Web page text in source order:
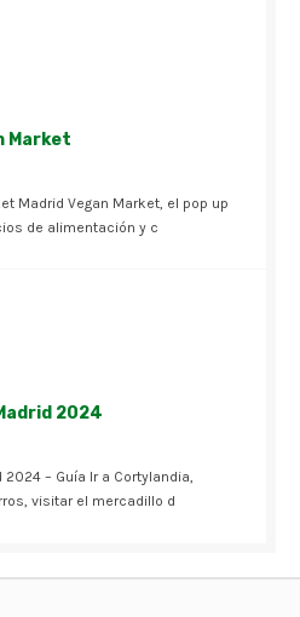
Market
Madrid Vegan Market, el pop up
de alimentación y c
2024
– Guía Ir a Cortylandia,
visitar el mercadillo d